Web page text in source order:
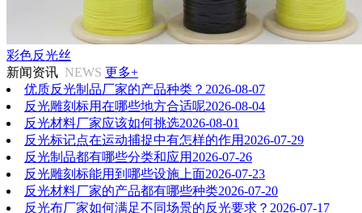
彩色反光丝
新闻资讯 NEWS 更多+
优质反光制品厂家的产品种类？ 2026-08-07
反光雕刻标用在哪些地方合适呢2026-08-04
反光材料厂家应该如何挑选2026-08-01
反光标记点在运动捕捉中有怎样的作用 2026-07-29
反光制品都有哪些分类和应用 2026-07-26
反光雕刻标能用到哪些设施上面2026-07-23
反光材料厂家的产品都有哪些种类2026-07-20
反光布厂家如何满足不同场景的反光要求？ 2026-07-17